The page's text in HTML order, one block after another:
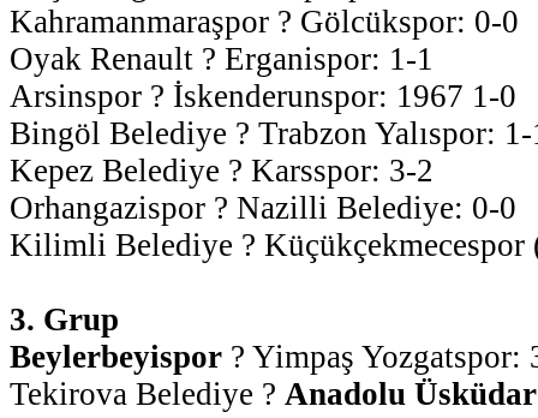
Kahramanmaraşpor ? Gölcükspor: 0-0
Oyak Renault ? Erganispor: 1-1
Arsinspor ? İskenderunspor: 1967 1-0
Bingöl Belediye ? Trabzon Yalıspor:
Kepez Belediye ? Karsspor: 3-2
Orhangazispor ? Nazilli Belediye: 0-0
Kilimli Belediye ? Küçükçekmecespor
3. Grup
Beylerbeyispor ? Yimpaş Yozgatspor:
Tekirova Belediye ? Anadolu